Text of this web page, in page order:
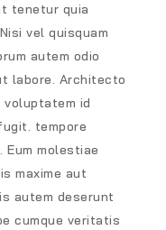
tenetur quia
vel quisquam
autem odio
labore. Architecto
voluptatem id
tempore
molestiae
maxime aut
autem deserunt
cumque veritatis